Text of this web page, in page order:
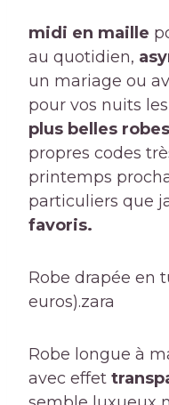
midi en maille
au quotidien,
un mariage ou
pour vos nuits
plus belles
propres codes
printemps
particuliers que
favoris.
Robe drapée en
euros).zara
Robe longue à
avec effet